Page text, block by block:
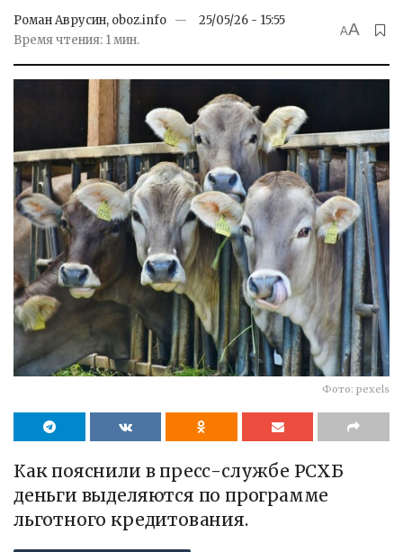
Роман Аврусин, oboz.info
25/05/26 - 15:55
Время чтения: 1 мин.
AA
Фото: pexels
Как пояснили в пресс-службе РСХБ
деньги выделяются по программе
льготного кредитования.